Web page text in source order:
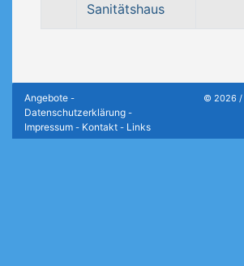
Sanitätshaus
Angebote -
Datenschutzerklärung -
Impressum - Kontakt - Links
© 2026 /